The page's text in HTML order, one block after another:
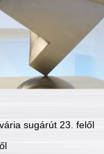
sugárút 23. felől